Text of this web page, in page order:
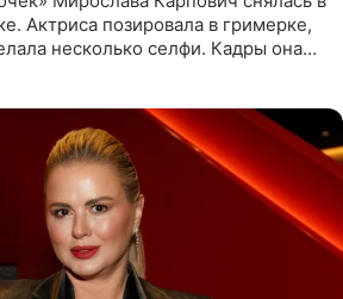
Актриса позировала в гримерке,
несколько селфи. Кадры она